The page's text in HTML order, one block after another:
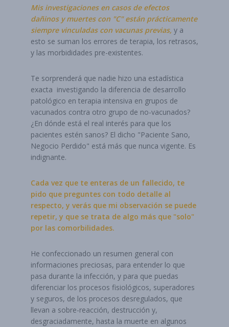
Mis investigaciones en casos de efectos
dañinos y muertes con "C" están prácticamente
siempre vinculadas con vacunas previas, y a
esto se suman los errores de terapia, los retrasos,
y las morbididades pre-existentes.
Te sorprenderá que nadie hizo una estadística
exacta investigando la diferencia de desarrollo
patológico en terapia intensiva en grupos de
vacunados contra otro grupo de no-vacunados?
¿En dónde está el real interés para que los
pacientes estén sanos? El dicho "Paciente Sano,
Negocio Perdido" está más que nunca vigente. Es
indignante.
Cada vez que te enteras de un fallecido, te
pido que preguntes con todo detalle al
respecto, y verás que mi observación se puede
repetir, y que se trata de algo más que "solo"
por las comorbilidades.
He confeccionado un resumen general con
informaciones preciosas, para entender lo que
pasa durante la infección, y para que puedas
diferenciar los procesos fisiológicos, superadores
y seguros, de los procesos desregulados, que
llevan a sobre-reacción, destrucción y,
desgraciadamente, hasta la muerte en algunos